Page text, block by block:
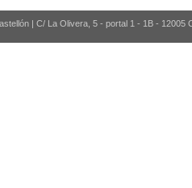
| C/ La Olivera, 5 - portal 1 - 1B - 12005